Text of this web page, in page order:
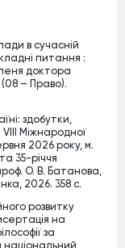
в сучасній
питання :
доктора
(08 – Право).
здобутки,
Міжнародної
2026 року, м.
35-річчя
О. В. Батанова,
2026. 358 с.
розвитку
на
за
національний